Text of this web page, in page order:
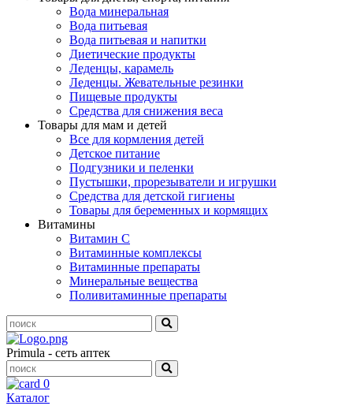
Вода минеральная
Вода питьевая
Вода питьевая и напитки
Диетические продукты
Леденцы, карамель
Леденцы. Жевательные резинки
Пищевые продукты
Средства для снижения веса
Товары для мам и детей
Все для кормления детей
Детское питание
Подгузники и пеленки
Пустышки, прорезыватели и игрушки
Средства для детской гигиены
Товары для беременных и кормящих
Витамины
Витамин С
Витаминные комплексы
Витаминные препараты
Минеральные вещества
Поливитаминные препараты
Primula - сеть аптек
0
Каталог